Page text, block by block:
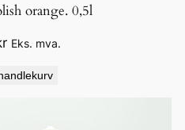
orange. 0,5l
Eks. mva.